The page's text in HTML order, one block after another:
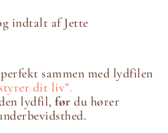
indtalt af Jette
sammen med lydfilen
dit liv”.
lydfil, før du hører